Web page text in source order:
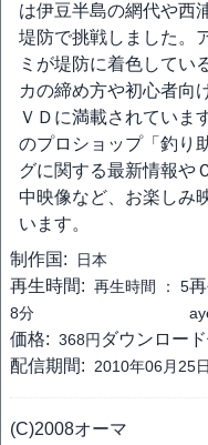
は伊豆半島の網代や西
堤防で挑戦しました。
ミが堤防に着色してい
カの締め方や初心者向
ＶＤに満載されていま
のプロショップ「釣り
グに関する最新情報や
中映像など、お楽しみ
います。
制作国:
日本
再生時間: 再生時間 ： 5
8分
価格: 368円 ダウンロー
配信期間: 2010年06月25
(C)2008オーマ